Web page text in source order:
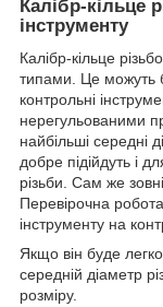
Калібр-кільце
інструменту
Калібр-кільце
типами. Це можуть
контрольні
нерегульованими
найбільші середні
добре підійдуть і
різьби. Сам же
Перевірочна
інструменту на
Якщо він буде
середній діаметр
розміру.